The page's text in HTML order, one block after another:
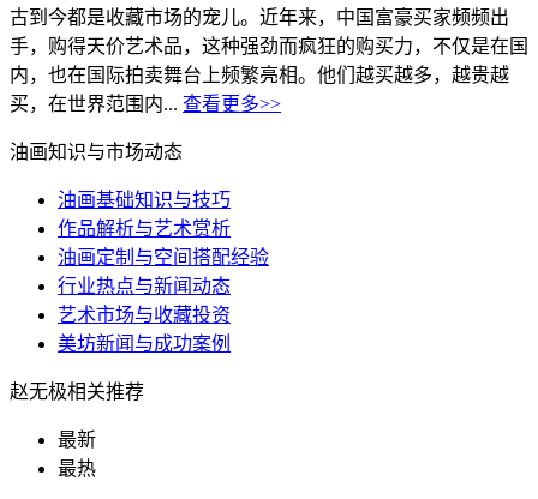
古到今都是收藏市场的宠儿。近年来，中国富豪买家频频出
手，购得天价艺术品，这种强劲而疯狂的购买力，不仅是在国
内，也在国际拍卖舞台上频繁亮相。他们越买越多，越贵越
买，在世界范围内... 查看更多>>
油画知识与市场动态
油画基础知识与技巧
作品解析与艺术赏析
油画定制与空间搭配经验
行业热点与新闻动态
艺术市场与收藏投资
美坊新闻与成功案例
赵无极相关推荐
最新
最热